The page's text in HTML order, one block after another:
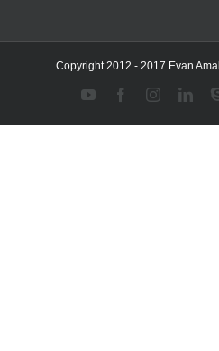
Copyright 2012 - 2017 Evan
YouTubeFacebookInstagram